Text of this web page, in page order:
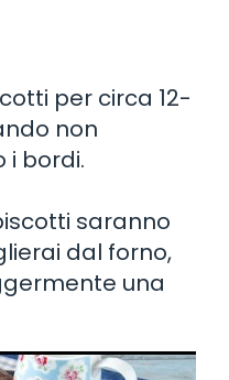
per circa 12-
non
i bordi.
saranno
dal forno,
una